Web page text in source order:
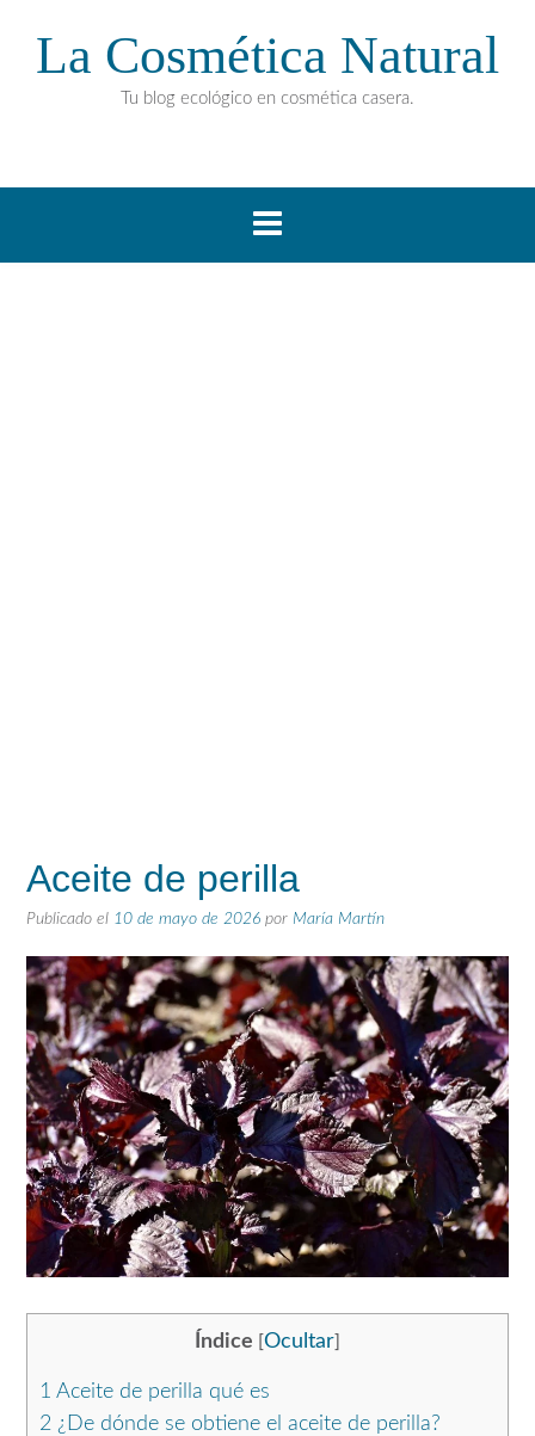
La Cosmética Natural
Tu blog ecológico en cosmética casera.
Aceite de perilla
Publicado el 10 de mayo de 2026 por María Martín
Índice Ocultar
1 Aceite de perilla qué es
2 ¿De dónde se obtiene el aceite de perilla?